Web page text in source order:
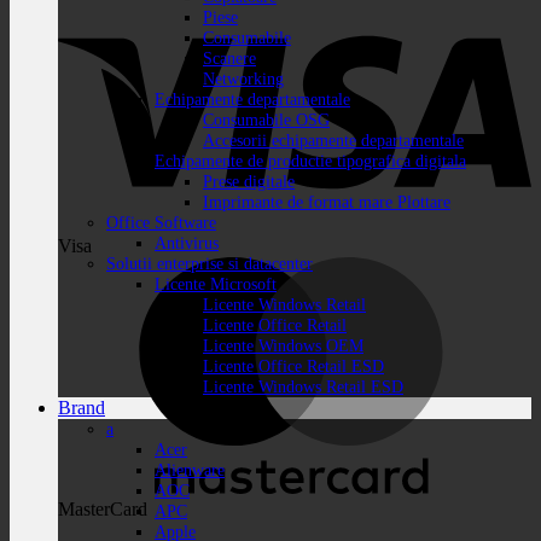
Visa
MasterCard
Piese
Consumabile
Scanere
Networking
Echipamente departamentale
Consumabile OSG
Accesorii echipamente departamentale
Echipamente de productie tipografica digitala
Prese digitale
Imprimante de format mare Plottare
Office Software
Antivirus
Solutii enterprise si datacenter
Licente Microsoft
Licente Windows Retail
Licente Office Retail
Licente Windows OEM
Licente Office Retail ESD
Licente Windows Retail ESD
Brand
a
Acer
Alienware
AOC
APC
Apple